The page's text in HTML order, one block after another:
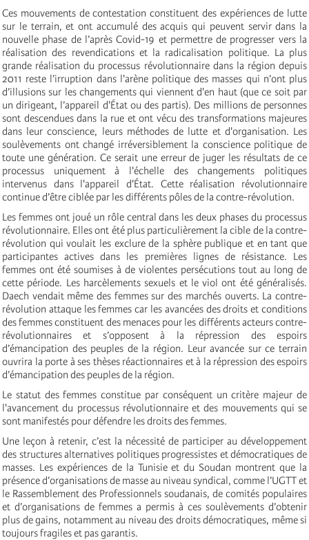
Ces mouvements de contestation constituent des expériences de lutte
sur le terrain, et ont accumulé des acquis qui peuvent servir dans la
nouvelle phase de l’après Covid-19 et permettre de progresser vers la
réalisation des revendications et la radicalisation politique. La plus
grande réalisation du processus révolutionnaire dans la région depuis
2011 reste l’irruption dans l'arène politique des masses qui n’ont plus
d’illusions sur les changements qui viennent d'en haut (que ce soit par
un dirigeant, l’appareil d'État ou des partis). Des millions de personnes
sont descendues dans la rue et ont vécu des transformations majeures
dans leur conscience, leurs méthodes de lutte et d'organisation. Les
soulèvements ont changé irréversiblement la conscience politique de
toute une génération. Ce serait une erreur de juger les résultats de ce
processus uniquement à l'échelle des changements politiques
intervenus dans l'appareil d'État. Cette réalisation révolutionnaire
continue d’être ciblée par les différents pôles de la contre-révolution.
Les femmes ont joué un rôle central dans les deux phases du processus
révolutionnaire. Elles ont été plus particulièrement la cible de la contre-
révolution qui voulait les exclure de la sphère publique et en tant que
participantes actives dans les premières lignes de résistance. Les
femmes ont été soumises à de violentes persécutions tout au long de
cette période. Les harcèlements sexuels et le viol ont été généralisés.
Daech vendait même des femmes sur des marchés ouverts. La contre-
révolution attaque les femmes car les avancées des droits et conditions
des femmes constituent des menaces pour les différents acteurs contre-
révolutionnaires et s’opposent à la répression des espoirs
d’émancipation des peuples de la région. Leur avancée sur ce terrain
ouvrira la porte à ses thèses réactionnaires et à la répression des espoirs
d’émancipation des peuples de la région.
Le statut des femmes constitue par conséquent un critère majeur de
l'avancement du processus révolutionnaire et des mouvements qui se
sont manifestés pour défendre les droits des femmes.
Une leçon à retenir, c’est la nécessité de participer au développement
des structures alternatives politiques progressistes et démocratiques de
masses. Les expériences de la Tunisie et du Soudan montrent que la
présence d’organisations de masse au niveau syndical, comme l’UGTT et
le Rassemblement des Professionnels soudanais, de comités populaires
et d’organisations de femmes a permis à ces soulèvements d’obtenir
plus de gains, notamment au niveau des droits démocratiques, même si
toujours fragiles et pas garantis.